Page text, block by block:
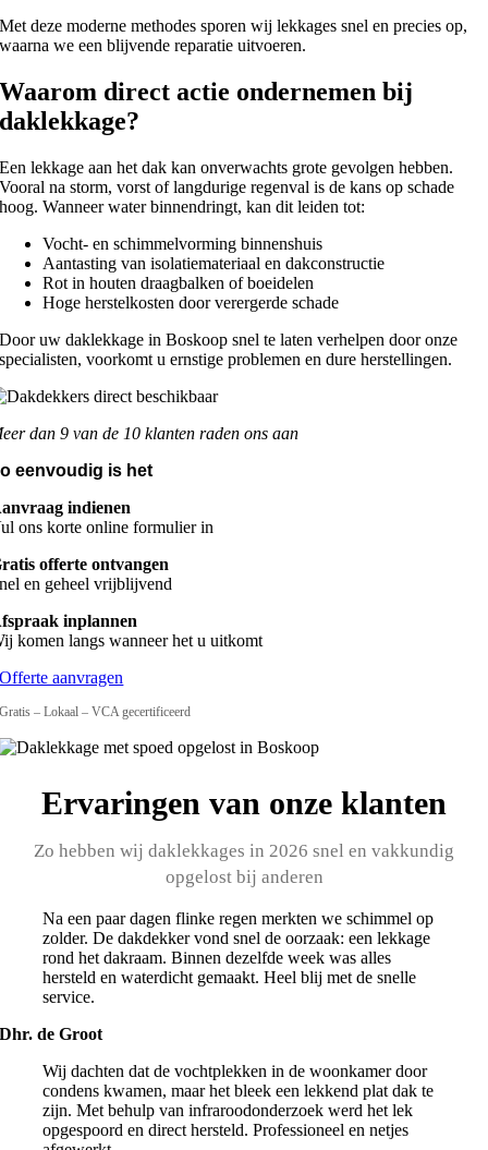
Met deze moderne methodes sporen wij lekkages snel en precies op,
waarna we een blijvende reparatie uitvoeren.
Waarom direct actie ondernemen bij
daklekkage?
Een lekkage aan het dak kan onverwachts grote gevolgen hebben.
Vooral na storm, vorst of langdurige regenval is de kans op schade
hoog. Wanneer water binnendringt, kan dit leiden tot:
Vocht- en schimmelvorming binnenshuis
Aantasting van isolatiemateriaal en dakconstructie
Rot in houten draagbalken of boeidelen
Hoge herstelkosten door verergerde schade
Door uw daklekkage in Boskoop snel te laten verhelpen door onze
specialisten, voorkomt u ernstige problemen en dure herstellingen.
dan 9 van de 10 klanten raden ons aan
eenvoudig is het
indienen
ons korte online formulier in
offerte ontvangen
en geheel vrijblijvend
inplannen
komen langs wanneer het u uitkomt
Offerte aanvragen
Gratis – Lokaal – VCA gecertificeerd
Ervaringen van onze klanten
Zo hebben wij daklekkages in 2026 snel en vakkundig
opgelost bij anderen
Na een paar dagen flinke regen merkten we schimmel op
zolder. De dakdekker vond snel de oorzaak: een lekkage
rond het dakraam. Binnen dezelfde week was alles
hersteld en waterdicht gemaakt. Heel blij met de snelle
service.
Dhr. de Groot
Wij dachten dat de vochtplekken in de woonkamer door
condens kwamen, maar het bleek een lekkend plat dak te
zijn. Met behulp van infraroodonderzoek werd het lek
opgespoord en direct hersteld. Professioneel en netjes